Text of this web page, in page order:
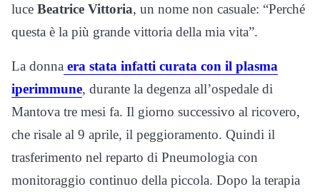
luce Beatrice Vittoria, un nome non casuale: “Perché
questa è la più grande vittoria della mia vita”.
La donna era stata infatti curata con il plasma
iperimmune, durante la degenza all’ospedale di
Mantova tre mesi fa. Il giorno successivo al ricovero,
che risale al 9 aprile, il peggioramento. Quindi il
trasferimento nel reparto di Pneumologia con
monitoraggio continuo della piccola. Dopo la terapia